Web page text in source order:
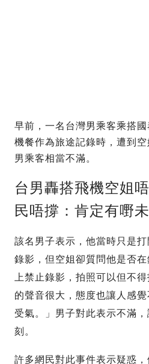
早前，一名台灣男乘客乘搭
機餐作為旅途記錄時，遭到
男乘客相當不滿。
台男轟搭飛機空姐
民唔撐：肯定有嘢未
該名男子表示，他當時只是
錄影，但空姐卻質問他是否
上禁止錄影，拍照可以但不
的聲音很大，態度也讓人感
受氣。」男子對此表示不滿
刻。
許多網民對此事件表示疑惑